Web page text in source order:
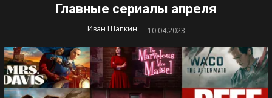
Главные сериалы апреля
Иван Шапкин - 10.04.2023